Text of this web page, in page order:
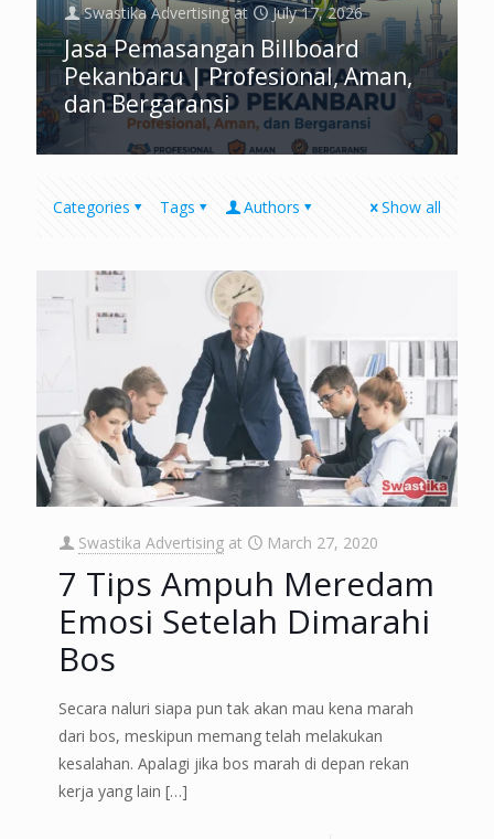
Swastika Advertising at July 17, 2026
Jasa Pemasangan Billboard
Pekanbaru | Profesional, Aman,
dan Bergaransi
Categories Tags Authors Show all
Swastika Advertising at March 27, 2020
7 Tips Ampuh Meredam
Emosi Setelah Dimarahi
Bos
Secara naluri siapa pun tak akan mau kena marah
dari bos, meskipun memang telah melakukan
kesalahan. Apalagi jika bos marah di depan rekan
kerja yang lain […]